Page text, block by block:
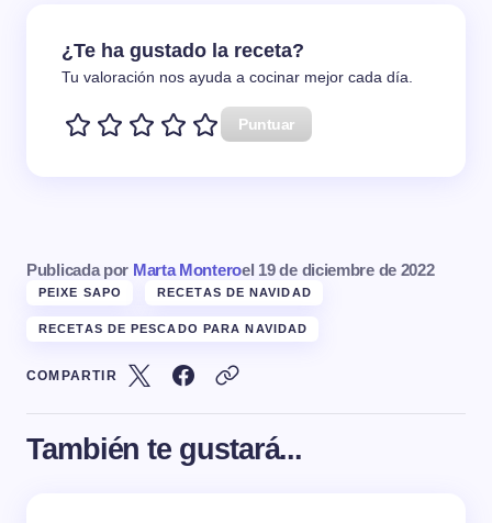
¿Te ha gustado la receta?
Tu valoración nos ayuda a cocinar mejor cada día.
Puntuar
Publicada por Marta Monteroel 19 de diciembre de 2022
PEIXE SAPO RECETAS DE NAVIDAD
RECETAS DE PESCADO PARA NAVIDAD
COMPARTIR
También te gustará...